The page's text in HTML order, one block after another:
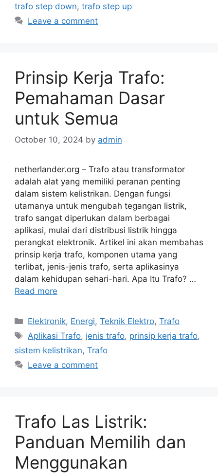
trafo step down, trafo step up
Leave a comment
Prinsip Kerja Trafo:
Pemahaman Dasar
untuk Semua
October 10, 2024 by admin
netherlander.org – Trafo atau transformator
adalah alat yang memiliki peranan penting
dalam sistem kelistrikan. Dengan fungsi
utamanya untuk mengubah tegangan listrik,
trafo sangat diperlukan dalam berbagai
aplikasi, mulai dari distribusi listrik hingga
perangkat elektronik. Artikel ini akan membahas
prinsip kerja trafo, komponen utama yang
terlibat, jenis-jenis trafo, serta aplikasinya
dalam kehidupan sehari-hari. Apa Itu Trafo? …
Read more
Categories
Elektronik, Energi,Teknik Elektro,Trafo
Tags
Aplikasi Trafo, jenis trafo, prinsip kerja trafo,
sistem kelistrikan, Trafo
Leave a comment
Trafo Las Listrik:
Panduan Memilih dan
Menggunakan